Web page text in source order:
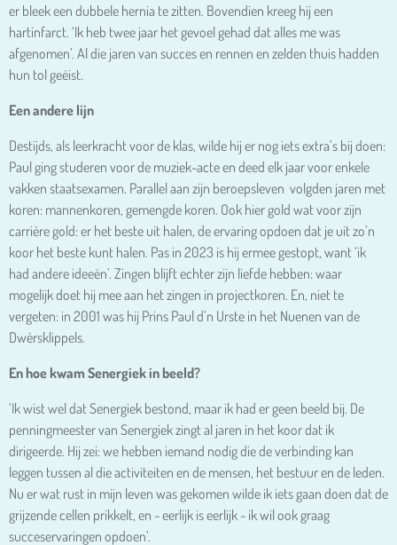
er bleek een dubbele hernia te zitten. Bovendien kreeg hij een
hartinfarct. ‘Ik heb twee jaar het gevoel gehad dat alles me was
afgenomen’. Al die jaren van succes en rennen en zelden thuis hadden
hun tol geëist.
Een andere lijn
Destijds, als leerkracht voor de klas, wilde hij er nog iets extra’s bij doen:
Paul ging studeren voor de muziek-acte en deed elk jaar voor enkele
vakken staatsexamen. Parallel aan zijn beroepsleven volgden jaren met
koren: mannenkoren, gemengde koren. Ook hier gold wat voor zijn
carrière gold: er het beste uit halen, de ervaring opdoen dat je uit zo’n
koor het beste kunt halen. Pas in 2023 is hij ermee gestopt, want ‘ik
had andere ideeën’. Zingen blijft echter zijn liefde hebben: waar
mogelijk doet hij mee aan het zingen in projectkoren. En, niet te
vergeten: in 2001 was hij Prins Paul d’n Urste in het Nuenen van de
Dwèrsklippels.
En hoe kwam Senergiek in beeld?
‘Ik wist wel dat Senergiek bestond, maar ik had er geen beeld bij. De
penningmeester van Senergiek zingt al jaren in het koor dat ik
dirigeerde. Hij zei: we hebben iemand nodig die de verbinding kan
leggen tussen al die activiteiten en de mensen, het bestuur en de leden.
Nu er wat rust in mijn leven was gekomen wilde ik iets gaan doen dat de
grijzende cellen prikkelt, en - eerlijk is eerlijk - ik wil ook graag
succeservaringen opdoen’.